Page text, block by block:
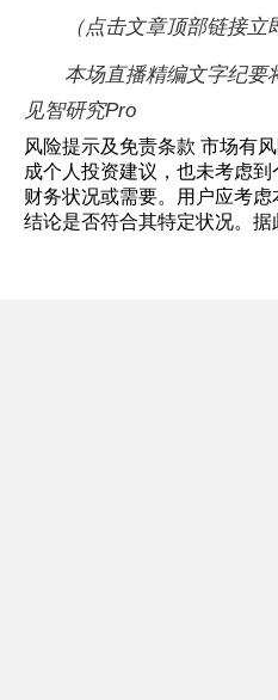
（点击文章顶部链接立
本场直播精编文字纪要
见智研究Pro
风险提示及免责条款 市场有
成个人投资建议，也未考虑到
财务状况或需要。用户应考
结论是否符合其特定状况。据